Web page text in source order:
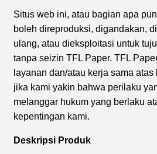
Situs web ini, atau bagian apa
boleh direproduksi, digandakan,
ulang, atau dieksploitasi untuk
tanpa seizin TFL Paper. TFL
layanan dan/atau kerja sama
jika kami yakin bahwa perilaku
melanggar hukum yang berlaku
kepentingan kami.
Deskripsi Produk